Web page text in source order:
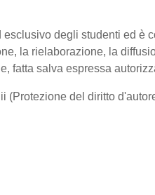
degli studenti ed è
la rielaborazione, la
fatta salva espressa
del diritto